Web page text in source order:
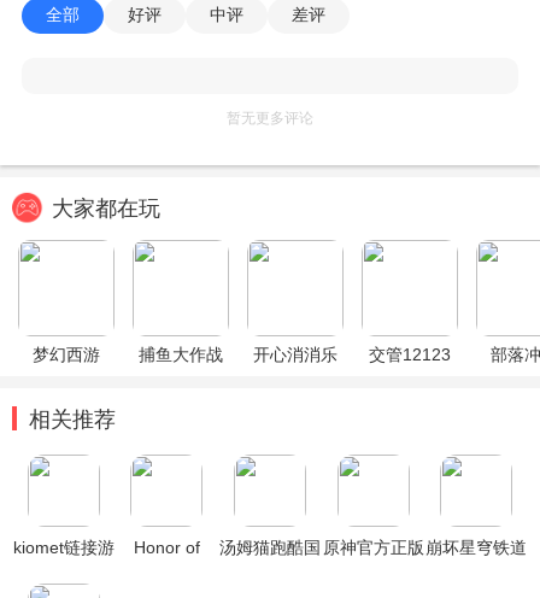
全部 好评 中评 差评
暂无更多评论
大家都在玩
梦幻西游 捕鱼大作战 开心消消乐 交管12123 部落
相关推荐
kiomet链接游
Honor of
汤姆猫跑酷国 原神官方正版 崩坏星穹铁道